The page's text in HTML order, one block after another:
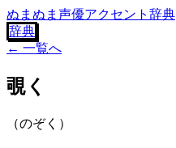
ぬまぬま声優アクセント辞典
辞典
← 一覧へ
覗く
（のぞく ）